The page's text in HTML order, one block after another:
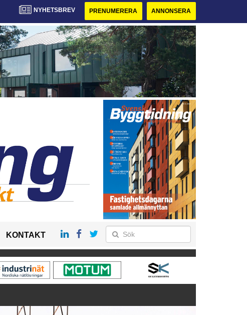
NYHETSBREV PRENUMERERA ANNONSERA
KONTAKT